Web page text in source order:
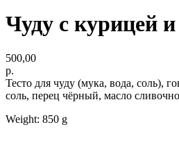
Чуду с курицей
500,00
р.
Тесто для чуду (мука, вода, соль),
соль, перец чёрный, масло
Weight: 850 g